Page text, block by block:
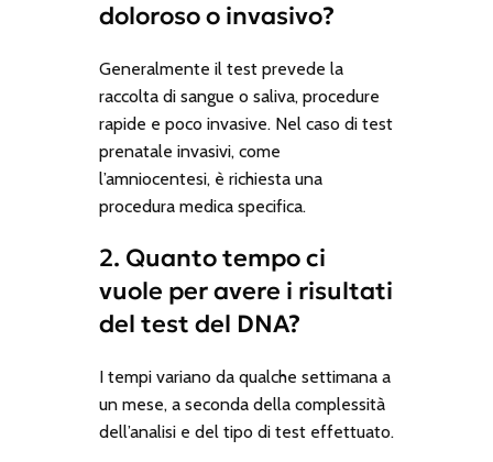
doloroso o invasivo?
Generalmente il test prevede la
raccolta di sangue o saliva, procedure
rapide e poco invasive. Nel caso di test
prenatale invasivi, come
l’amniocentesi, è richiesta una
procedura medica specifica.
2. Quanto tempo ci
vuole per avere i risultati
del test del DNA?
I tempi variano da qualche settimana a
un mese, a seconda della complessità
dell’analisi e del tipo di test effettuato.